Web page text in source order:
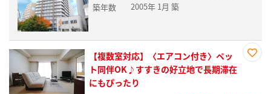
築年数
2005年 1月 築
【複数室対応】〈エアコン付き〉ペッ
ト同伴OK♪すすきの好立地で長期滞在
にもぴったり